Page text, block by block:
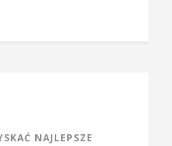
NAJLEPSZE